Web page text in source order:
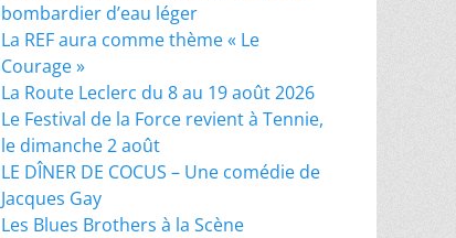
bombardier d’eau léger
La REF aura comme thème « Le
Courage »
La Route Leclerc du 8 au 19 août 2026
Le Festival de la Force revient à Tennie,
le dimanche 2 août
LE DÎNER DE COCUS – Une comédie de
Jacques Gay
Les Blues Brothers à la Scène